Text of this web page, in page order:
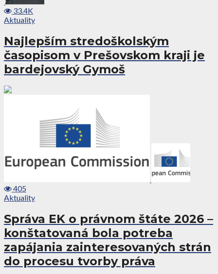
33.4K
Aktuality
Najlepším stredoškolským
časopisom v Prešovskom kraji je
bardejovský Gymoš
405
Aktuality
Správa EK o právnom štáte 2026 –
konštatovaná bola potreba
zapájania zainteresovaných strán
do procesu tvorby práva